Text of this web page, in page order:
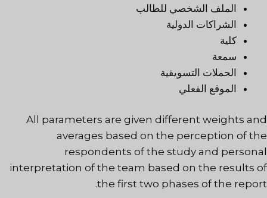
الملف الشخصي للطالب
الشراكات الدولية
كلية
سمعة
الحملات التسويقية
الموقع الفعلي
All parameters are given different weights and
averages based on the perception of the
respondents of the study and personal
interpretation of the team based on the results of
the first two phases of the report.